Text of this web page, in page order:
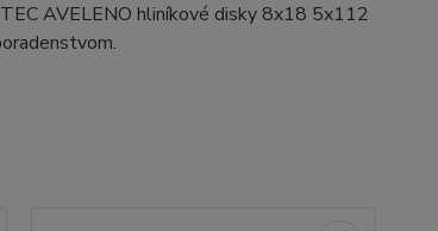
AVELENO hliníkové disky 8x18 5x112